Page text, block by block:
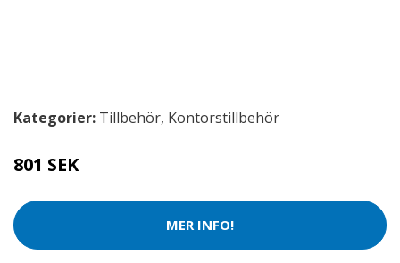
Kategorier: Tillbehör, Kontorstillbehör
801 SEK
MER INFO!